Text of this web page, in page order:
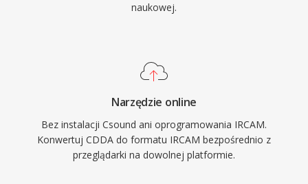
naukowej.
Narzędzie online
Bez instalacji Csound ani oprogramowania IRCAM.
Konwertuj CDDA do formatu IRCAM bezpośrednio z
przeglądarki na dowolnej platformie.